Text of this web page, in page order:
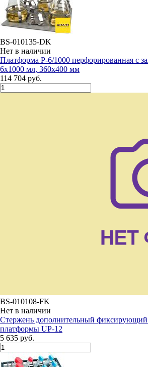
BS-010135-DK
Нет в наличии
Платформа P-6/1000 перфорированная с
6х1000 мл, 360x400 мм
114 704 руб.
BS-010108-FK
Нет в наличии
Стержень дополнительный
платформы UP-12
5 635 руб.